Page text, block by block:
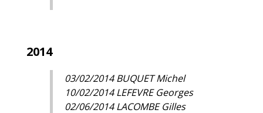
2014
03/02/2014 BUQUET Michel
10/02/2014 LEFEVRE Georges
02/06/2014 LACOMBE Gilles